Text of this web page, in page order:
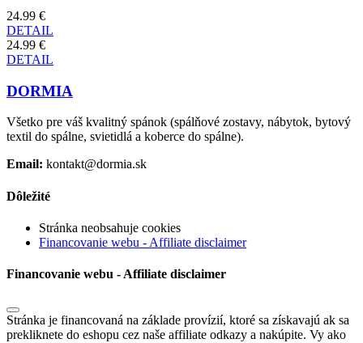
24.99 €
DETAIL
24.99 €
DETAIL
DORMIA
Všetko pre váš kvalitný spánok (spálňové zostavy, nábytok, bytový
textil do spálne, svietidlá a koberce do spálne).
Email: kontakt@dormia.sk
Dôležité
Stránka neobsahuje cookies
Financovanie webu - Affiliate disclaimer
Financovanie webu - Affiliate disclaimer
Stránka je financovaná na základe provízií, ktoré sa získavajú ak sa
prekliknete do eshopu cez naše affiliate odkazy a nakúpite. Vy ako